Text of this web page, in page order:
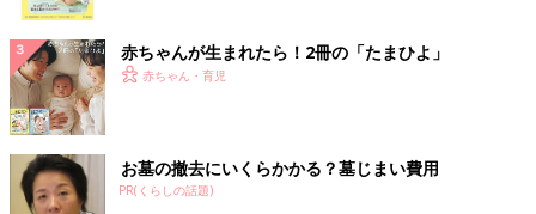
赤ちゃんが生まれたら！2冊の「たまひよ」
赤ちゃん・育児
お墓の撤去にいくらかかる？墓じまい費用
PR(くらしの話題)